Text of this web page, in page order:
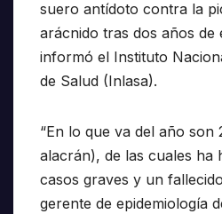
suero antídoto contra la
arácnido tras dos años de
informó el Instituto
de Salud (Inlasa).
“En lo que va del año son
alacrán), de las cuales ha
casos graves y un
gerente de epidemiología